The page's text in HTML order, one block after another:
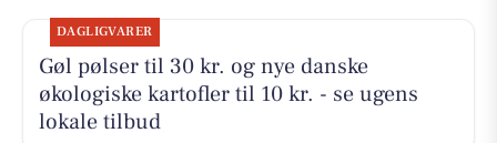
DAGLIGVARER
Gøl pølser til 30 kr. og nye danske
økologiske kartofler til 10 kr. - se ugens
lokale tilbud